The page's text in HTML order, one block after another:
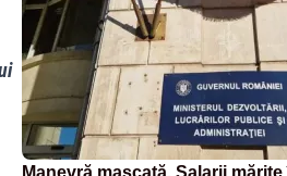
Manevră mascată. Salarii mărite